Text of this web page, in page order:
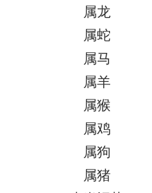
属龙
属蛇
属马
属羊
属猴
属鸡
属狗
属猪